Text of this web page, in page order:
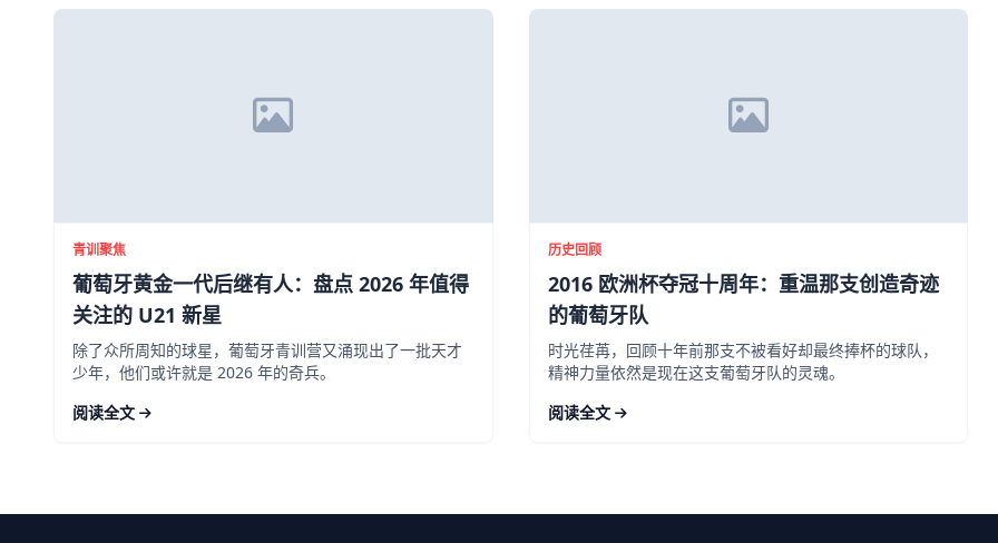
青训聚焦
葡萄牙黄金一代后继有人：盘点 2026 年值得
关注的 U21 新星
除了众所周知的球星，葡萄牙青训营又涌现出了一批天才
少年，他们或许就是 2026 年的奇兵。
阅读全文
历史回顾
2016 欧洲杯夺冠十周年：重温那支创造奇迹
的葡萄牙队
时光荏苒，回顾十年前那支不被看好却最终捧杯的球队，
精神力量依然是现在这支葡萄牙队的灵魂。
阅读全文